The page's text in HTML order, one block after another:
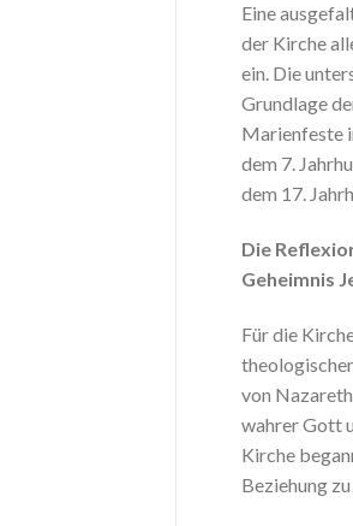
Eine
der Kirche
ein. Die
Grundlage
Marienfeste
dem 7.
dem 17.
Die
Geheimnis
Für die
von
wahrer Gott
Kirche
Beziehung